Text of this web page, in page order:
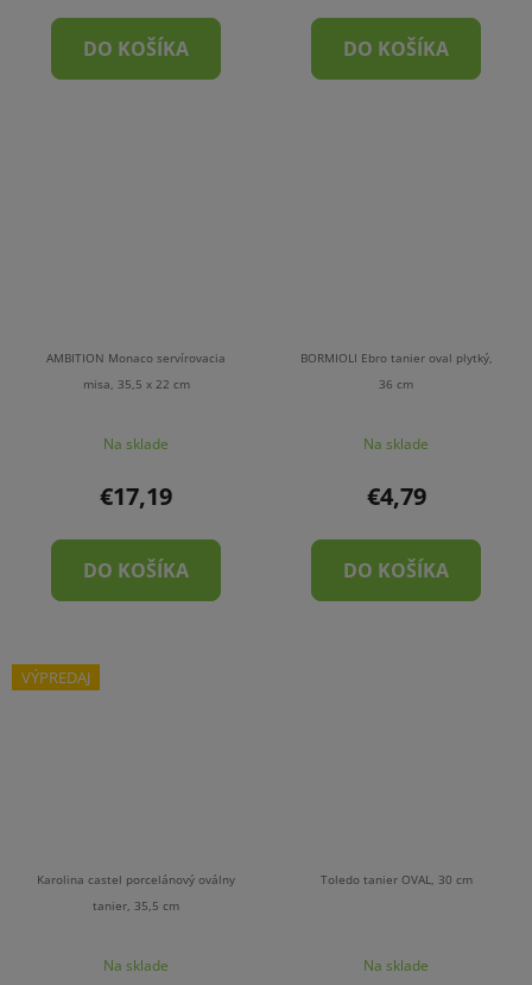
DO KOŠÍKA DO KOŠÍKA
AMBITION Monaco servírovacia
misa, 35,5 x 22 cm
Na sklade
€17,19
DO KOŠÍKA
BORMIOLI Ebro tanier oval plytký,
36 cm
Na sklade
€4,79
DO KOŠÍKA
VÝPREDAJ
Karolina castel porcelánový oválny
tanier, 35,5 cm
Na sklade
Toledo tanier OVAL, 30 cm
Na sklade